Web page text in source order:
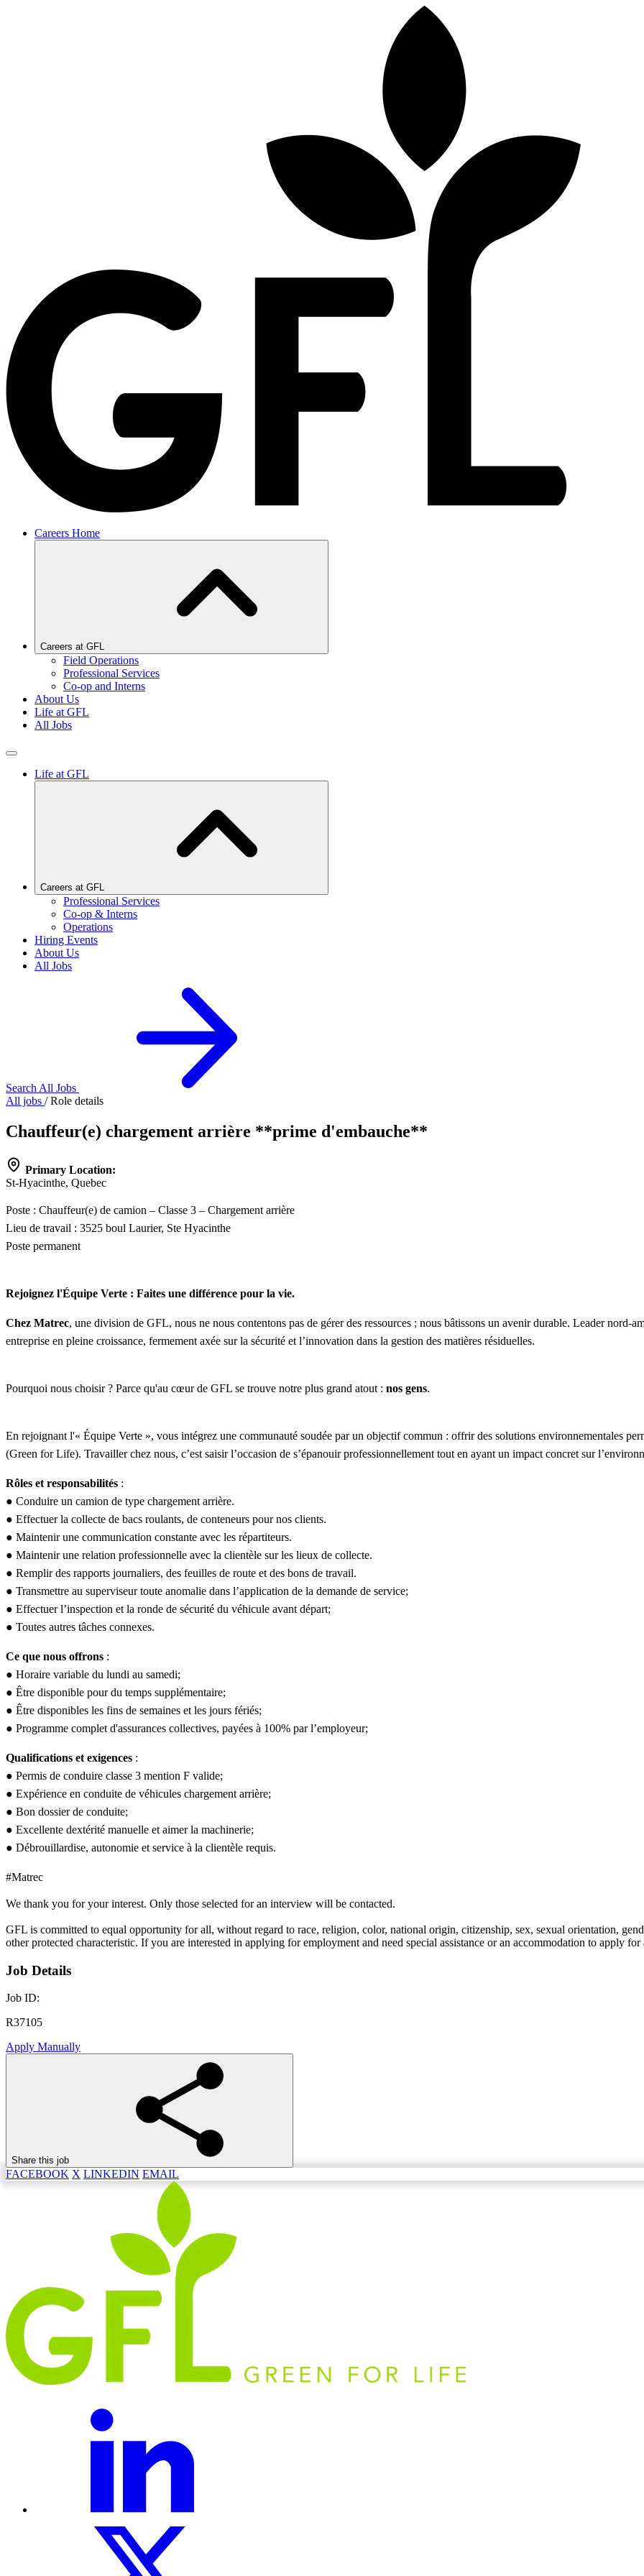
Careers Home
Careers at GFL
Field Operations
Professional Services
Co-op and Interns
About Us
Life at GFL
All Jobs
Life at GFL
Careers at GFL
Professional Services
Co-op & Interns
Operations
Hiring Events
About Us
All Jobs
Search All Jobs
All jobs / Role details
Chauffeur(e) chargement arrière **prime d'embauche**
Primary Location:
St-Hyacinthe, Quebec
Poste : Chauffeur(e) de camion – Classe 3 – Chargement arrière
Lieu de travail : 3525 boul Laurier, Ste Hyacinthe
Poste permanent
Rejoignez l'Équipe Verte : Faites une différence pour la vie.
Chez Matrec, une division de GFL, nous ne nous contentons pas de gérer des ressources ; nous bâtissons un avenir durable. Leader nord-
entreprise en pleine croissance, fermement axée sur la sécurité et l’innovation dans la gestion des matières résiduelles.
Pourquoi nous choisir ? Parce qu'au cœur de GFL se trouve notre plus grand atout : nos gens.
En rejoignant l'« Équipe Verte », vous intégrez une communauté soudée par un objectif commun : offrir des solutions environnementales
(Green for Life). Travailler chez nous, c’est saisir l’occasion de s’épanouir professionnellement tout en ayant un impact concret sur
Rôles et responsabilités :
● Conduire un camion de type chargement arrière.
● Effectuer la collecte de bacs roulants, de conteneurs pour nos clients.
● Maintenir une communication constante avec les répartiteurs.
● Maintenir une relation professionnelle avec la clientèle sur les lieux de collecte.
● Remplir des rapports journaliers, des feuilles de route et des bons de travail.
● Transmettre au superviseur toute anomalie dans l’application de la demande de service;
● Effectuer l’inspection et la ronde de sécurité du véhicule avant départ;
● Toutes autres tâches connexes.
Ce que nous offrons :
● Horaire variable du lundi au samedi;
● Être disponible pour du temps supplémentaire;
● Être disponibles les fins de semaines et les jours fériés;
● Programme complet d'assurances collectives, payées à 100% par l’employeur;
Qualifications et exigences :
● Permis de conduire classe 3 mention F valide;
● Expérience en conduite de véhicules chargement arrière;
● Bon dossier de conduite;
● Excellente dextérité manuelle et aimer la machinerie;
● Débrouillardise, autonomie et service à la clientèle requis.
#Matrec
We thank you for your interest. Only those selected for an interview will be contacted.
GFL is committed to equal opportunity for all, without regard to race, religion, color, national origin, citizenship, sex, sexual orientation,
other protected characteristic. If you are interested in applying for employment and need special assistance or an accommodation to apply for
Job Details
Job ID:
R37105
Apply Manually
Share this job
FACEBOOK X LINKEDIN EMAIL